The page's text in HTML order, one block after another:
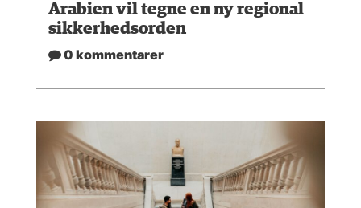
Arabien vil tegne en ny regional
sikkerhedsorden
0 kommentarer